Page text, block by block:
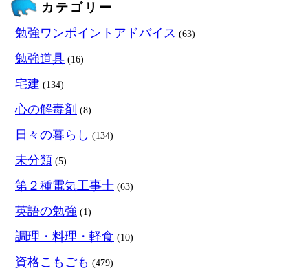
カテゴリー
勉強ワンポイントアドバイス (63)
勉強道具 (16)
宅建 (134)
心の解毒剤 (8)
日々の暮らし (134)
未分類 (5)
第２種電気工事士 (63)
英語の勉強 (1)
調理・料理・軽食 (10)
資格こもごも (479)